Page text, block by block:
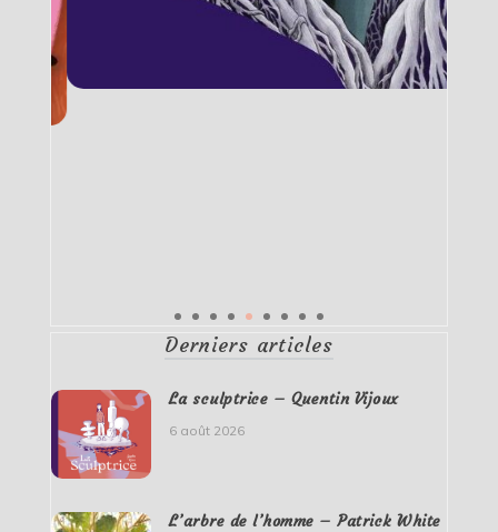
Derniers articles
La sculptrice – Quentin Vijoux
6 août 2026
L’arbre de l’homme – Patrick White